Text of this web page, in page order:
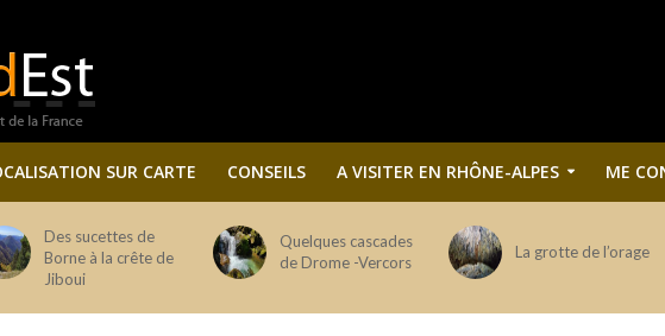
SUR CARTE CONSEILS A VISITER EN RHÔNE-ALPES ME
Des sucettes de
Borne à la crête de
Jiboui
Quelques cascades
de Drome -Vercors
La grotte de l’orage